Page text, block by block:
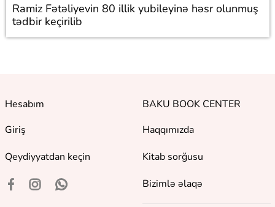
Ramiz Fətəliyevin 80 illik yubileyinə həsr olunmuş
tədbir keçirilib
Hesabım
Giriş
Qeydiyyatdan keçin
BAKU BOOK CENTER
Haqqımızda
Kitab sorğusu
Bizimlə əlaqə